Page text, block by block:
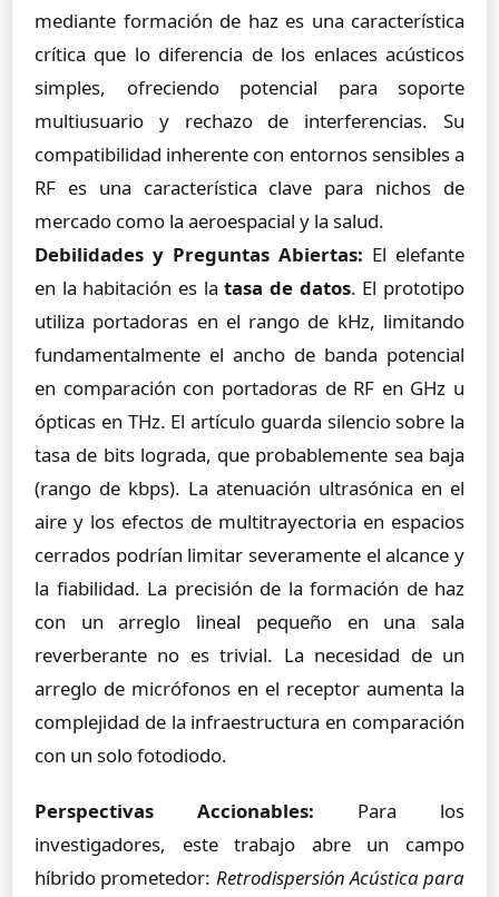
mediante formación de haz es una característica
crítica que lo diferencia de los enlaces acústicos
simples, ofreciendo potencial para soporte
multiusuario y rechazo de interferencias. Su
compatibilidad inherente con entornos sensibles a
RF es una característica clave para nichos de
mercado como la aeroespacial y la salud.
Debilidades y Preguntas Abiertas: El elefante
en la habitación es latasa de datos. El prototipo
utiliza portadoras en el rango de kHz, limitando
fundamentalmente el ancho de banda potencial
en comparación con portadoras de RF en GHz u
ópticas en THz. El artículo guarda silencio sobre la
tasa de bits lograda, que probablemente sea baja
(rango de kbps). La atenuación ultrasónica en el
aire y los efectos de multitrayectoria en espacios
cerrados podrían limitar severamente el alcance y
la fiabilidad. La precisión de la formación de haz
con un arreglo lineal pequeño en una sala
reverberante no es trivial. La necesidad de un
arreglo de micrófonos en el receptor aumenta la
complejidad de la infraestructura en comparación
con un solo fotodiodo.
Perspectivas Accionables: Para los
investigadores, este trabajo abre un campo
híbrido prometedor: Retrodispersión Acústica para